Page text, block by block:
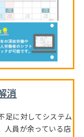
消
足に対してシステム
人員が余っている店